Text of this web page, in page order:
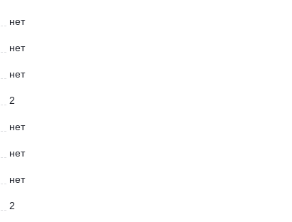
нет
нет
нет
2
нет
нет
нет
2